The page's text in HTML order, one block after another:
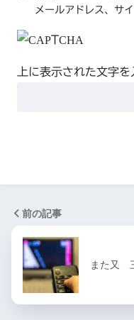
メールアドレス、サ
上に表示された文字
前の記事
また又